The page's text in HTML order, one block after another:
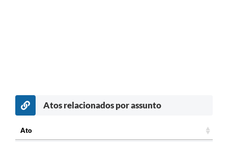
Atos relacionados por assunto
Ato